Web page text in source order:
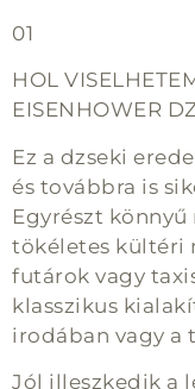
01
HOL
EISENHOWER
Ez a dzseki
és továbbra is
Egyrészt
tökéletes kültéri
futárok vagy
klasszikus
irodában vagy a
Jól illeszkedik a